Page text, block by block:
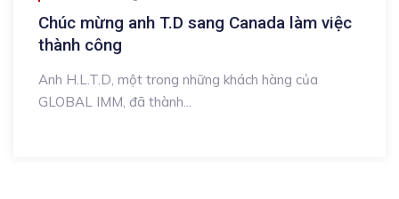
Chúc mừng anh T.D sang Canada làm việc
thành công
Anh H.L.T.D, một trong những khách hàng của
GLOBAL IMM, đã thành...